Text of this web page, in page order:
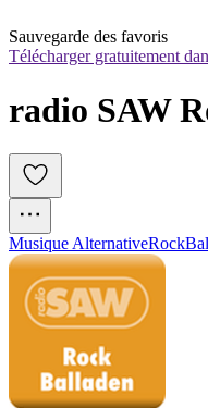
Sauvegarde des favoris
Télécharger gratuitement
radio SAW
Musique AlternativeRock